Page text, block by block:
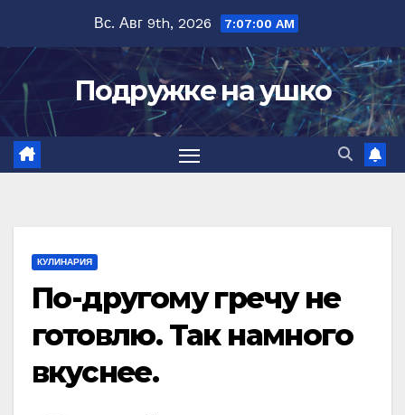
содержимому
Вс. Авг 9th, 2026 7:07:01 AM
Подружке на ушко
КУЛИНАРИЯ
По-другому гречу не
готовлю. Так намного
вкуснее.